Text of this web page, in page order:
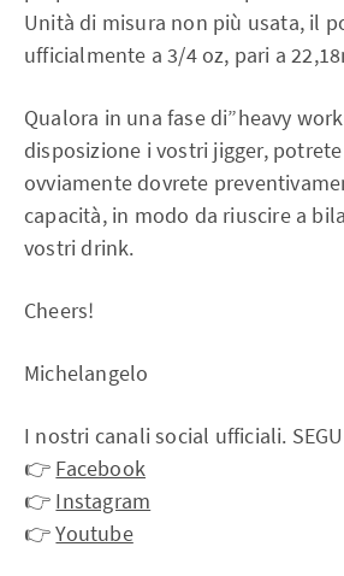
Unità di misura non più usata, il
ufficialmente a 3/4 oz, pari a
Qualora in una fase di”heavy
disposizione i vostri jigger,
ovviamente dovrete
capacità, in modo da riuscire a
vostri drink.
Cheers!
Michelangelo
I nostri canali social ufficiali.
👉 Facebook
👉 Instagram
👉Youtube